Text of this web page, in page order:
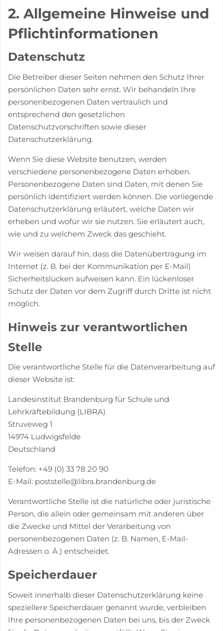
2. Allgemeine Hinweise und
Pflicht­informationen
Datenschutz
Die Betreiber dieser Seiten nehmen den Schutz Ihrer
persönlichen Daten sehr ernst. Wir behandeln Ihre
personenbezogenen Daten vertraulich und
entsprechend den gesetzlichen
Datenschutzvorschriften sowie dieser
Datenschutzerklärung.
Wenn Sie diese Website benutzen, werden
verschiedene personenbezogene Daten erhoben.
Personenbezogene Daten sind Daten, mit denen Sie
persönlich identifiziert werden können. Die vorliegende
Datenschutzerklärung erläutert, welche Daten wir
erheben und wofür wir sie nutzen. Sie erläutert auch,
wie und zu welchem Zweck das geschieht.
Wir weisen darauf hin, dass die Datenübertragung im
Internet (z. B. bei der Kommunikation per E-Mail)
Sicherheitslücken aufweisen kann. Ein lückenloser
Schutz der Daten vor dem Zugriff durch Dritte ist nicht
möglich.
Hinweis zur verantwortlichen
Stelle
Die verantwortliche Stelle für die Datenverarbeitung auf
dieser Website ist:
Landesinstitut Brandenburg für Schule und
Lehrkräftebildung (LIBRA)
Struveweg 1
14974 Ludwigsfelde
Deutschland
Telefon: +49 (0) 33 78 20 90
E-Mail: poststelle@libra.brandenburg.de
Verantwortliche Stelle ist die natürliche oder juristische
Person, die allein oder gemeinsam mit anderen über
die Zwecke und Mittel der Verarbeitung von
personenbezogenen Daten (z. B. Namen, E-Mail-
Adressen o. Ä.) entscheidet.
Speicherdauer
Soweit innerhalb dieser Datenschutzerklärung keine
speziellere Speicherdauer genannt wurde, verbleiben
Ihre personenbezogenen Daten bei uns, bis der Zweck